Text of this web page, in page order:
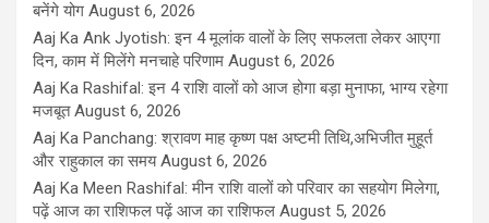
बनेंगे योग August 6, 2026
Aaj Ka Ank Jyotish: इन 4 मूलांक वालों के लिए सफलता लेकर आएगा
दिन, काम में मिलेंगे मनचाहे परिणाम August 6, 2026
Aaj Ka Rashifal: इन 4 राशि वालों को आज होगा बड़ा मुनाफा, भाग्य रहेगा
मजबूत August 6, 2026
Aaj Ka Panchang: श्रावण माह कृष्ण पक्ष अष्टमी तिथि,अभिजीत मुहूर्त
और राहुकाल का समय August 6, 2026
Aaj Ka Meen Rashifal: मीन राशि वालों को परिवार का सहयोग मिलेगा,
पढ़ें आज का राशिफल पढ़ें आज का राशिफल August 5, 2026